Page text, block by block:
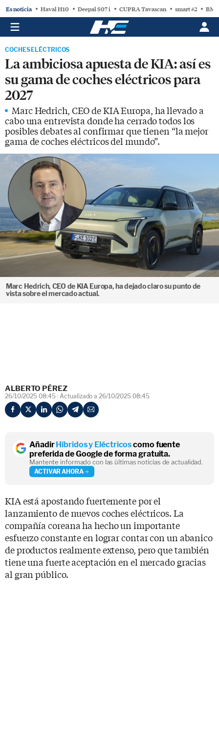
Es noticia Haval H10 Deepal S07 i CUPRA Tavascan smart #2
COCHES ELÉCTRICOS
La ambiciosa apuesta de KIA: así es
su gama de coches eléctricos para
2027
Marc Hedrich, CEO de KIA Europa, ha llevado a
cabo una entrevista donde ha cerrado todos los
posibles debates al confirmar que tienen “la mejor
gama de coches eléctricos del mundo”.
Marc Hedrich, CEO de KIA Europa, ha dejado claro su punto de
vista sobre el mercado actual.
ALBERTO PÉREZ
26/10/2025 08:45 Actualizado a 26/10/2025 08:45
AñadirHíbridos y Eléctricoscomo fuente
preferida de Google de forma gratuita.
Mantente informado con las últimas noticias de actualidad.
ACTIVAR AHORA
KIA está apostando fuertemente por el
lanzamiento de nuevos coches eléctricos. La
compañía coreana ha hecho un importante
esfuerzo constante en lograr contar con un abanico
de productos realmente extenso, pero que también
tiene una fuerte aceptación en el mercado gracias
al gran público.